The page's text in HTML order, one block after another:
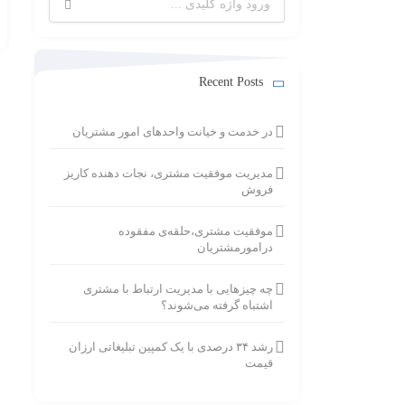
برای:
Recent Posts
در خدمت و خیانت واحدهای امور مشتریان
مدیریت موفقیت مشتری، نجات دهنده کاریز
فروش
موفقیت مشتری،حلقه‌ی مفقوده
درامورمشتریان
چه چیزهایی با مدیریت ارتباط با مشتری
اشتباه گرفته می‌شوند؟
رشد ۳۴ درصدی با یک کمپین تبلیغاتی ارزان
قیمت